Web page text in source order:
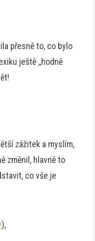
přesně to, co bylo
ještě ,,hodně
zážitek a myslím,
změnil, hlavně to
co vše je
),